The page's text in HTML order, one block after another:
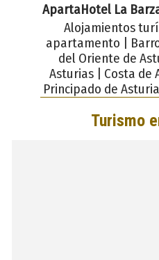
ApartaHotel La
Alojamientos
apartamento |
del Oriente de
Asturias | Costa de
Principado de